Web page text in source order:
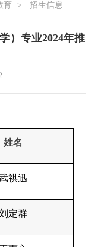
育 > 招生信息
）专业2024年推
姓名
祺迅
定群